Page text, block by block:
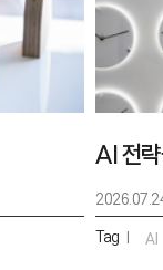
AI 전
Tag | AI